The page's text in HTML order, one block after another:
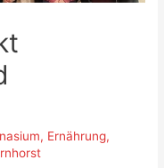
, Ernährung,